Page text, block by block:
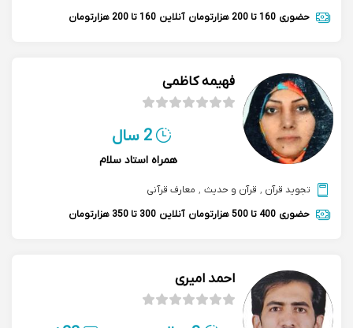
حضوری 160 تا 200 هزارتومان آنلاین 160 تا 200 هزارتومان
فهیمه کاظمی
2 سال
همراه استاد سلام
تجوید قرآن , قرآن و حدیث , معارف قرآنی
حضوری 400 تا 500 هزارتومان آنلاین 300 تا 350 هزارتومان
احمد امیری